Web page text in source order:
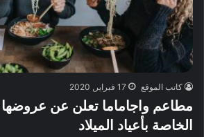
كاتب الموقع 17 فبراير, 2020
مطاعم واجاماما تعلن عن عروضها
الخاصة بأعياد الميلاد